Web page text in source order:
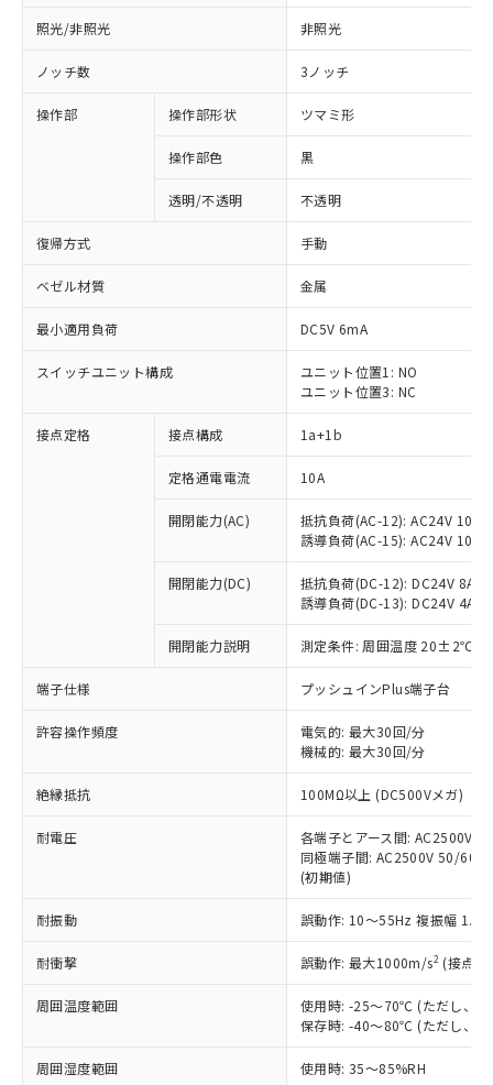
照光/非照光 非照光
ノッチ数 3ノッチ
操作部 操作部形状 ツマミ形
操作部色 黒
透明/不透明 不透明
復帰方式 手動
ベゼル材質 金属
最小適用負荷 DC5V 6mA
スイッチユニット構成
ユニット位置1: NO
ユニット位置3: NC
接点定格 接点構成 1a+1b
定格通電電流 10A
開閉能力(AC)
抵抗負荷(AC-12): AC24V 10A/
誘導負荷(AC-15): AC24V
開閉能力(DC)
抵抗負荷(DC-12): DC24V 8A/
誘導負荷(DC-13): DC24V 4A/
開閉能力説明 測定条件: 周囲温度 20±2℃、
端子仕様 プッシュインPlus端子台
許容操作頻度
電気的: 最大30回/分
機械的: 最大30回/分
絶縁抵抗 100MΩ以上 (DC500Vメガ)
耐電圧
各端子とアース間: AC2500V
同極端子間: AC2500V 50/
(初期値)
耐振動 誤動作: 10～55Hz 複振幅
耐衝撃 誤動作: 最大1000m/s2 (接点
周囲温度範囲
使用時: -25～70℃ (ただし、氷
保存時: -40～80℃ (ただし、氷
周囲湿度範囲 使用時: 35～85%RH
ご利用条件
以下の条件をお読みいただき、同意のうえ
ご利用ください。
本サービスは、当社制御機器事業取扱
商品の当社在庫状況および標準価格
(税抜)を提供させていただくもので
当社制御機器事業取扱商品の中には、
本サービスの対象外となる商品もある
ことをご了承ください。
在庫状況および標準価格照会結果は、
記載している更新日時点での社内デー
タに基づき作成されるものであり、閲
覧された時点での実際の在庫および標
※1 対応状況
対応済み：EU RoHS指令（10物質）の
非含有に対応した製品が提供可能な商品で
対応予定：EU RoHS指令（10物質）の非含
有に対応した製品に切り替える予定のある
商品です。
対応予定なし：EU RoHS指令（10物質）の
非含有に非対応の商品で、対応品を出す予
定はありません。
調査・確認中：EU RoHS指令（10物質）の
非含有の対応状況を調査中または確認中の
非該当品：ライセンス料など無形物で、有
害物質有無と関係のない商品です。
仕入先様の事情により、非含有部品として
いたものが、含有品と判明した場合などや
むを得ず変更することがあります。
ミウム(Cd) 100ppm以下、
「○」：最大均質材料含有率が中国RoHSの
基準値以下であることを示します。
「×」：最大均質材料含有率が中国RoHSの
基準値を超えていることを示します。
「－」：未確認です。当社販売部門へお問
い合わせください。
Pb(鉛) :1000ppm、 Hg(水銀) : 1000ppm、 Cd(カドミウ
当社は、これら貴社製品のうち、外国
為替および外国貿易法に定める商品
（以下｢規制貨物等」という）を輸出
または国外への提供する場合は、日本
国政府の輸出許可(または役務取引許
号